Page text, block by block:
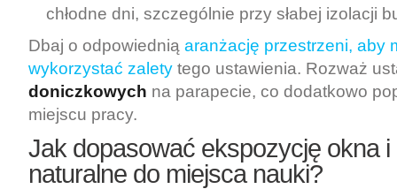
chłodne dni, szczególnie przy słabej izolacji
Dbaj o odpowiednią aranżację przestrzeni, aby
wykorzystać zalety tego ustawienia. Rozważ
doniczkowych na parapecie, co dodatkowo
miejscu pracy.
Jak dopasować ekspozycję okna i
naturalne do miejsca nauki?